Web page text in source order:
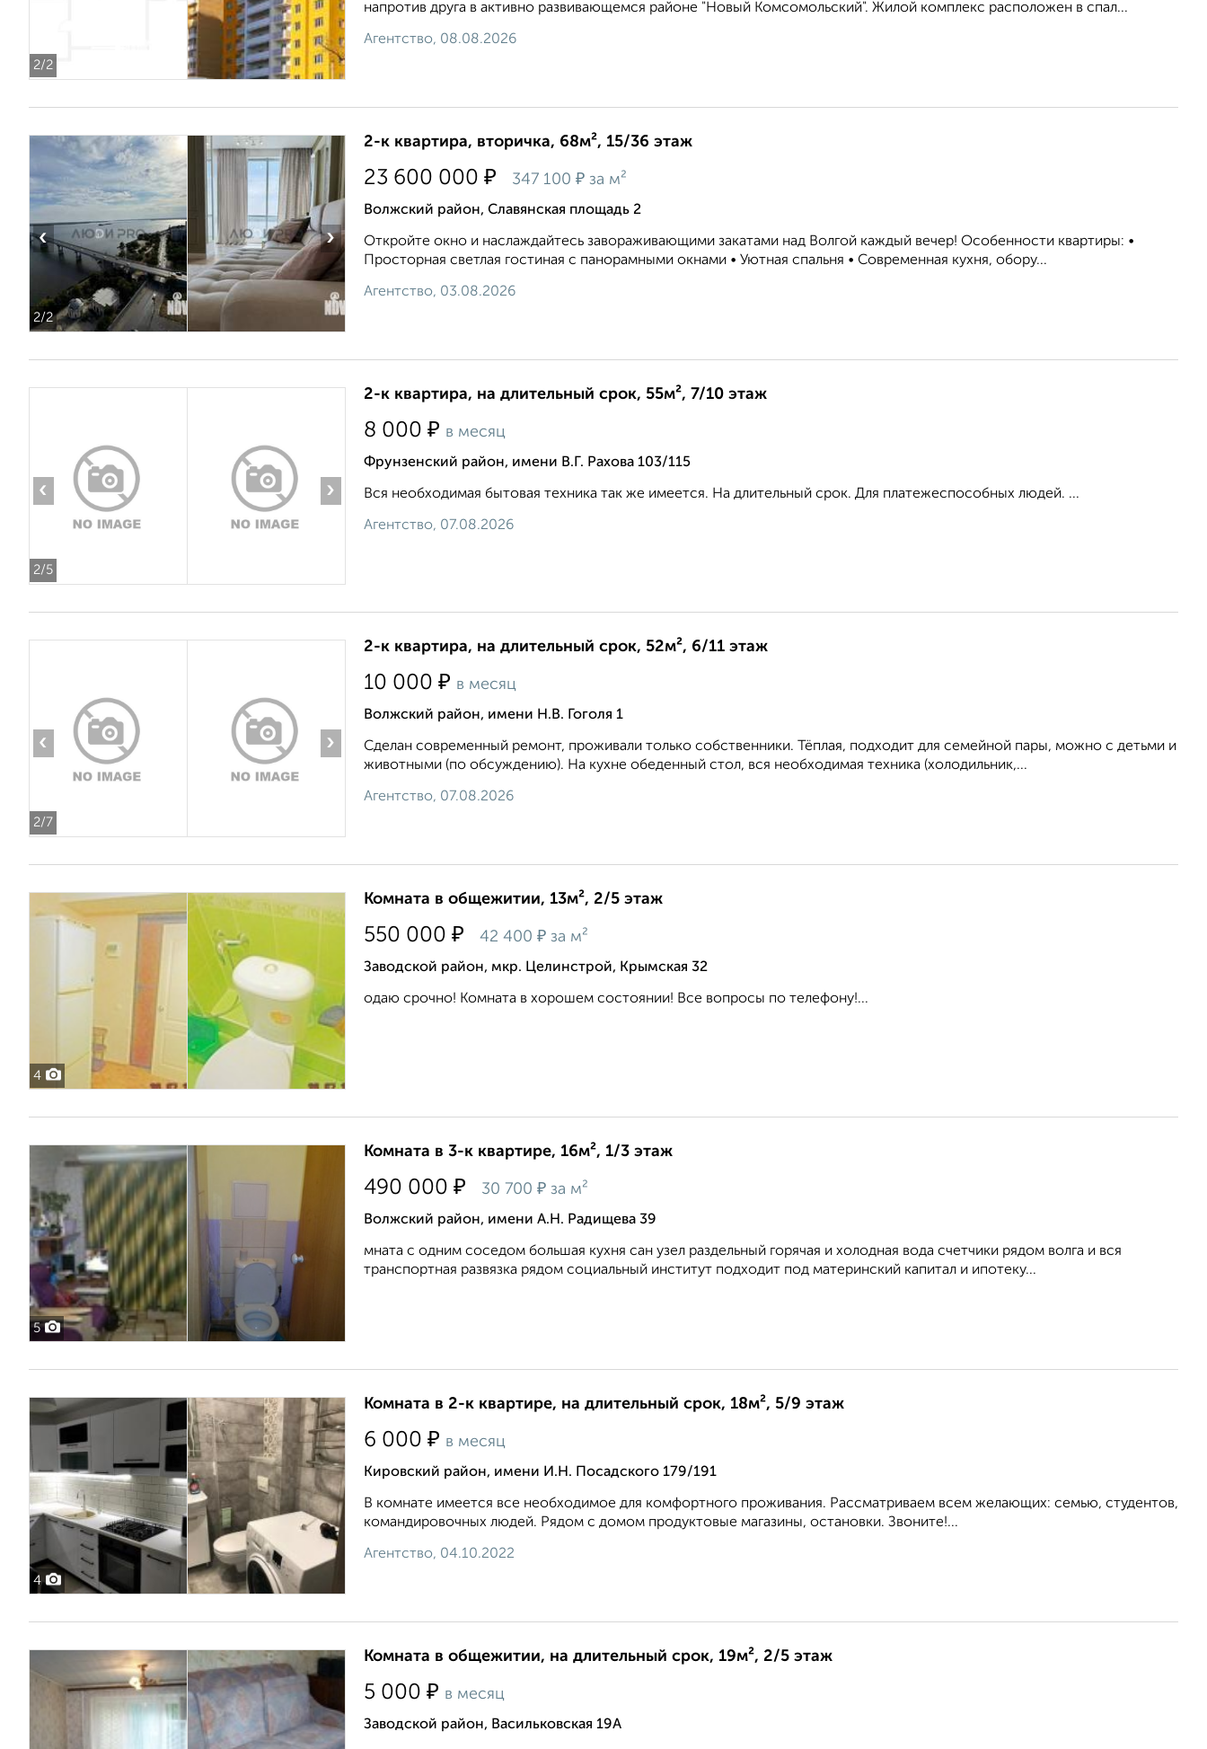
2/2
напротив друга в активно развивающемся районе "Новый Комсомольский". Жилой комплекс расположен в спал...
Агентство, 08.08.2026
2/2
‹ ›
2-к квартира, вторичка, 68м², 15/36 этаж
23 600 000 ₽ 347 100 ₽ за м²
Волжский район, Славянская площадь 2
Откройте окно и наслаждайтесь завораживающими закатами над Волгой каждый вечер! Особенности квартиры: •
Просторная светлая гостиная с панорамными окнами • Уютная спальня • Современная кухня, обору...
Агентство, 03.08.2026
2/5
‹ ›
2-к квартира, на длительный срок, 55м², 7/10 этаж
8 000 ₽ в месяц
Фрунзенский район, имени В.Г. Рахова 103/115
Вся необходимая бытовая техника так же имеется. На длительный срок. Для платежеспособных людей. ...
Агентство, 07.08.2026
2/7
‹ ›
2-к квартира, на длительный срок, 52м², 6/11 этаж
10 000 ₽ в месяц
Волжский район, имени Н.В. Гоголя 1
Сделан современный ремонт, проживали только собственники. Тёплая, подходит для семейной пары, можно с детьми и
животными (по обсуждению). На кухне обеденный стол, вся необходимая техника (холодильник,...
Агентство, 07.08.2026
4
Комната в общежитии, 13м², 2/5 этаж
550 000 ₽ 42 400 ₽ за м²
Заводской район, мкр. Целинстрой, Крымская 32
одаю срочно! Комната в хорошем состоянии! Все вопросы по телефону!...
5
Комната в 3-к квартире, 16м², 1/3 этаж
490 000 ₽ 30 700 ₽ за м²
Волжский район, имени А.Н. Радищева 39
мната с одним соседом большая кухня сан узел раздельный горячая и холодная вода счетчики рядом волга и вся
транспортная развязка рядом социальный институт подходит под материнский капитал и ипотеку...
4
Комната в 2-к квартире, на длительный срок, 18м², 5/9 этаж
6 000 ₽ в месяц
Кировский район, имени И.Н. Посадского 179/191
В комнате имеется все необходимое для комфортного проживания. Рассматриваем всем желающих: семью, студентов,
командировочных людей. Рядом с домом продуктовые магазины, остановки. Звоните!...
Агентство, 04.10.2022
Комната в общежитии, на длительный срок, 19м², 2/5 этаж
5 000 ₽ в месяц
Заводской район, Васильковская 19А